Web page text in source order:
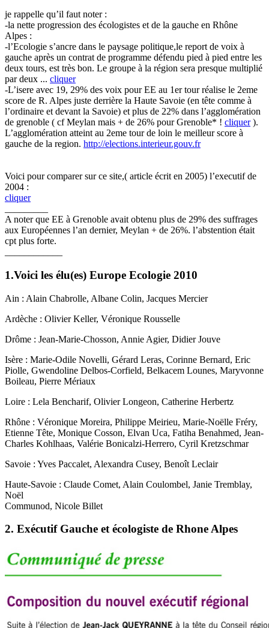
je rappelle qu’il faut noter :
-la nette progression des écologistes et de la gauche en Rhône
Alpes :
-l’Ecologie s’ancre dans le paysage politique,le report de voix à
gauche après un contrat de programme défendu pied à pied entre les
deux tours, est très bon. Le groupe à la région sera presque multiplié
par deux ... cliquer
-L’isere avec 19, 29% des voix pour EE au 1er tour réalise le 2eme
score de R. Alpes juste derrière la Haute Savoie (en tête comme à
l’ordinaire et devant la Savoie) et plus de 22% dans l’agglomération
de grenoble ( cf Meylan mais + de 26% pour Grenoble* ! cliquer).
L’agglomération atteint au 2eme tour de loin le meilleur score à
gauche de la region. http://elections.interieur.gouv.fr
Voici pour comparer sur ce site,( article écrit en 2005) l’executif de
2004 :
cliquer
A noter que EE à Grenoble avait obtenu plus de 29% des suffrages
aux Européennes l’an dernier, Meylan + de 26%. l’abstention était
cpt plus forte.
1.Voici les élu(es) Europe Ecologie 2010
Ain : Alain Chabrolle, Albane Colin, Jacques Mercier
Ardèche : Olivier Keller, Véronique Rousselle
Drôme : Jean-Marie-Chosson, Annie Agier, Didier Jouve
Isère : Marie-Odile Novelli, Gérard Leras, Corinne Bernard, Eric
Piolle, Gwendoline Delbos-Corfield, Belkacem Lounes, Maryvonne
Boileau, Pierre Mériaux
Loire : Lela Bencharif, Olivier Longeon, Catherine Herbertz
Rhône : Véronique Moreira, Philippe Meirieu, Marie-Noëlle Fréry,
Etienne Tête, Monique Cosson, Elvan Uca, Fatiha Benahmed, Jean-
Charles Kohlhaas, Valérie Bonicalzi-Herrero, Cyril Kretzschmar
Savoie : Yves Paccalet, Alexandra Cusey, Benoît Leclair
Haute-Savoie : Claude Comet, Alain Coulombel, Janie Tremblay,
Noël
Communod, Nicole Billet
2. Exécutif Gauche et écologiste de Rhone Alpes